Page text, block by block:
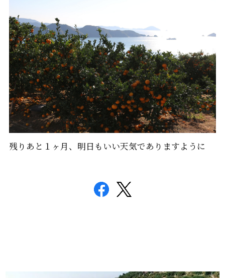
残りあと１ヶ月、明日もいい天気でありますように